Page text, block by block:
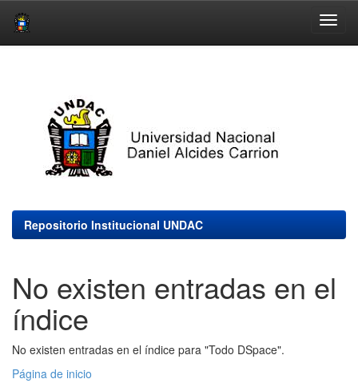
Repositorio Institucional UNDAC
No existen entradas en el
índice
No existen entradas en el índice para "Todo DSpace".
Página de inicio